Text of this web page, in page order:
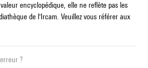
encyclopédique, elle ne reflète pas les
de l'Ircam. Veuillez vous référer aux
?